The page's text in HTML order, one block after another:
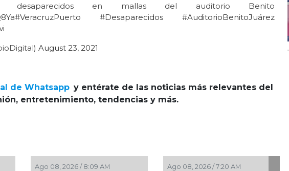
desaparecidos en mallas del auditorio Benito
#VeracruzPuerto #Desaparecidos
#AuditorioBenitoJuárez
August 23, 2021
de Whatsapp y entérate de las noticias más relevantes del
entretenimiento, tendencias y más.
Ago 08, 2026 / 8:09 AM Ago 08, 2026 / 7:20 AM